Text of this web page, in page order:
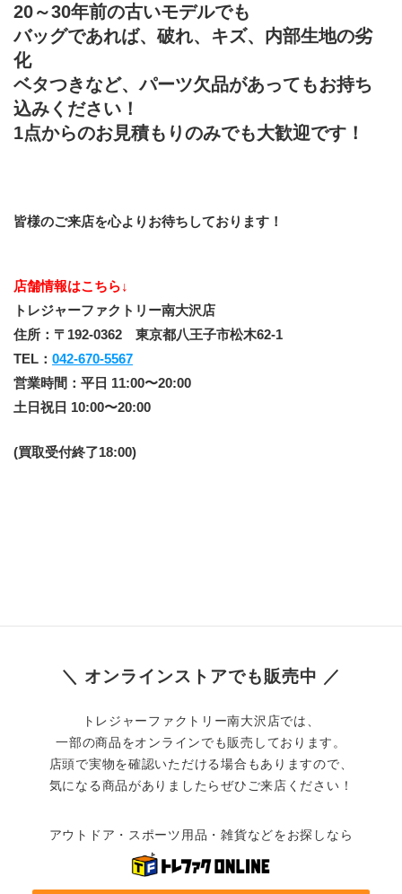
20～30年前の古いモデルでも
バッグであれば、破れ、キズ、内部生地の劣
化
ベタつきなど、パーツ欠品があってもお持ち
込みください！
1点からのお見積もりのみでも大歓迎です！
皆様のご来店を心よりお待ちしております！
店舗情報はこちら↓
トレジャーファクトリー南大沢店
住所：〒192-0362　東京都八王子市松木62-1
TEL： 042-670-5567
営業時間：平日 11:00〜20:00
土日祝日 10:00〜20:00
(買取受付終了18:00)
＼ オンラインストアでも販売中 ／
トレジャーファクトリー南大沢店では、
一部の商品をオンラインでも販売しております。
店頭で実物を確認いただける場合もありますので、
気になる商品がありましたらぜひご来店ください！
アウトドア・スポーツ用品・雑貨などをお探しなら